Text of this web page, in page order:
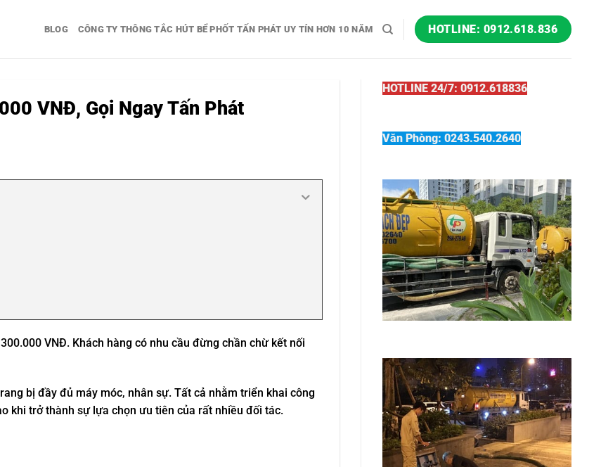
BLOG CÔNG TY THÔNG TẮC HÚT BỂ PHỐT TẤN PHÁT UY TÍN HƠN 10 NĂM HOTLINE: 0912.618.836
VNĐ, Gọi Ngay Tấn Phát
VNĐ. Khách hàng có nhu cầu đừng chần chừ kết nối
bị đầy đủ máy móc, nhân sự. Tất cả nhằm triển khai công
khi trở thành sự lựa chọn ưu tiên của rất nhiều đối tác.
HOTLINE 24/7: 0912.618836
Văn Phòng: 0243.540.2640